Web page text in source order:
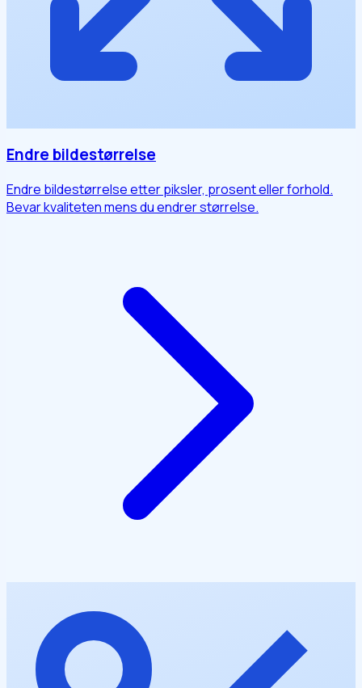
Endre bildestørrelse
Endre bildestørrelse etter piksler, prosent eller forhold.
Bevar kvaliteten mens du endrer størrelse.